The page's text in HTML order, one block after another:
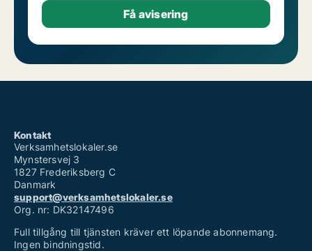
Kontakt
Verksamhetslokaler.se
Mynstersvej 3
1827 Frederiksberg C
Danmark
support@verksamhetslokaler.se
Org. nr: DK32147496
Full tillgång till tjänsten kräver ett löpande abonnemang.
Ingen bindningstid.